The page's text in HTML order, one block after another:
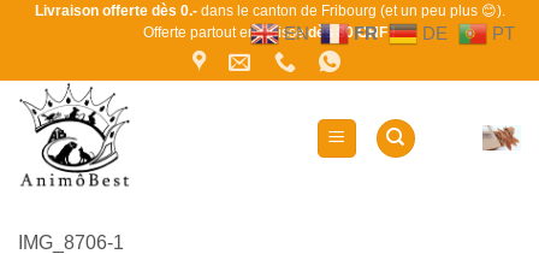
PasserLivraison offerte dès 0.-dans le canton de Fribourg (et un peu plus 😊).
Offerte partout en Suissedès 80 CHF !
IMG_8706-1
EN FR DE PT